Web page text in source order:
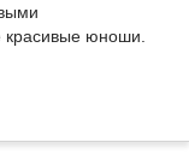
красивые юноши.